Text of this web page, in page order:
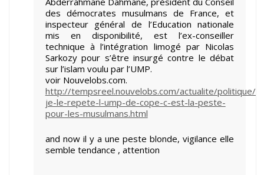
des démocrates musulmans de France, et
inspecteur général de l’Education nationale
mis en disponibilité, est l’ex-conseiller
technique à l’intégration limogé par Nicolas
Sarkozy pour s’être insurgé contre le débat
sur l’islam voulu par l’UMP.
voir Nouvelobs.com.
http://tempsreel.nouvelobs.com/actualite/politique/
je-le-repete-l-ump-de-cope-c-est-la-peste-
pour-les-musulmans.html
and now il y a une peste blonde, vigilance elle
semble tendance , attention